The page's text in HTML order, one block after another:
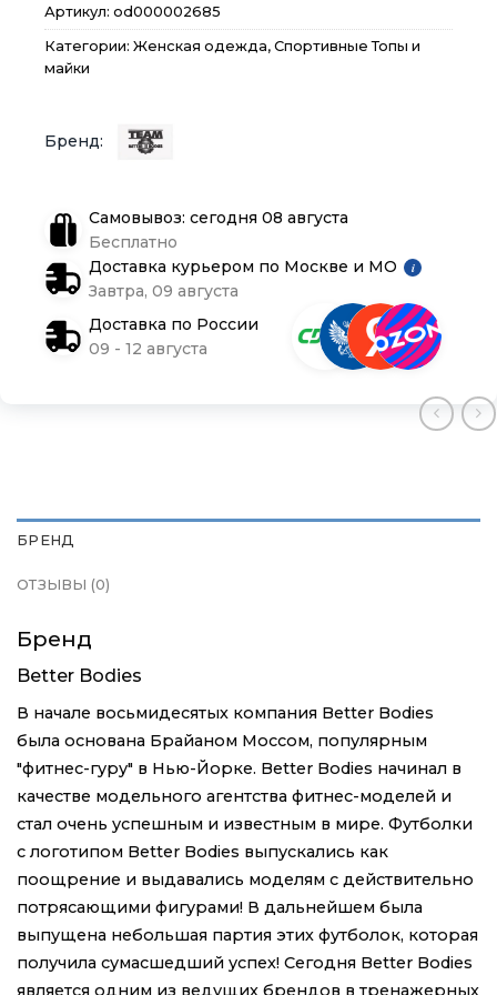
Артикул: od000002685
Категории: Женская одежда, Спортивные Топы и
майки
Самовывоз: сегодня 08 августа
Бесплатно
Доставка курьером по Москве и МО
i
Завтра, 09 августа
Доставка по России
09 - 12 августа
БРЕНД
ОТЗЫВЫ (0)
Бренд
Better Bodies
В начале восьмидесятых компания Better Bodies
была основана Брайаном Моссом, популярным
"фитнес-гуру" в Нью-Йорке. Better Bodies начинал в
качестве модельного агентства фитнес-моделей и
стал очень успешным и известным в мире. Футболки
с логотипом Better Bodies выпускались как
поощрение и выдавались моделям с действительно
потрясающими фигурами! В дальнейшем была
выпущена небольшая партия этих футболок, которая
получила сумаcшедший успех! Сегодня Better Bodies
является одним из ведущих брендов в тренажерных
Подарочные сертификаты
Контакты
Блог
Подарочные сертификаты
Контакты
Блог
Подарочные сертификаты
Контакты
Блог